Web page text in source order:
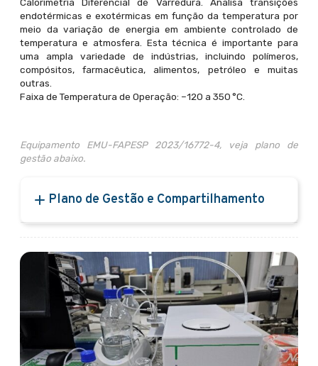
endotérmicas e exotérmicas em função da temperatura por
meio da variação de energia em ambiente controlado de
temperatura e atmosfera. Esta técnica é importante para
uma ampla variedade de indústrias, incluindo polímeros,
compósitos, farmacêutica, alimentos, petróleo e muitas
outras.
Faixa de Temperatura de Operação: –120 a 350 °C.
Equipamento EMU-FAPESP 2023/16772-4, veja plano de
gestão abaixo.
Plano de Gestão e Compartilhamento